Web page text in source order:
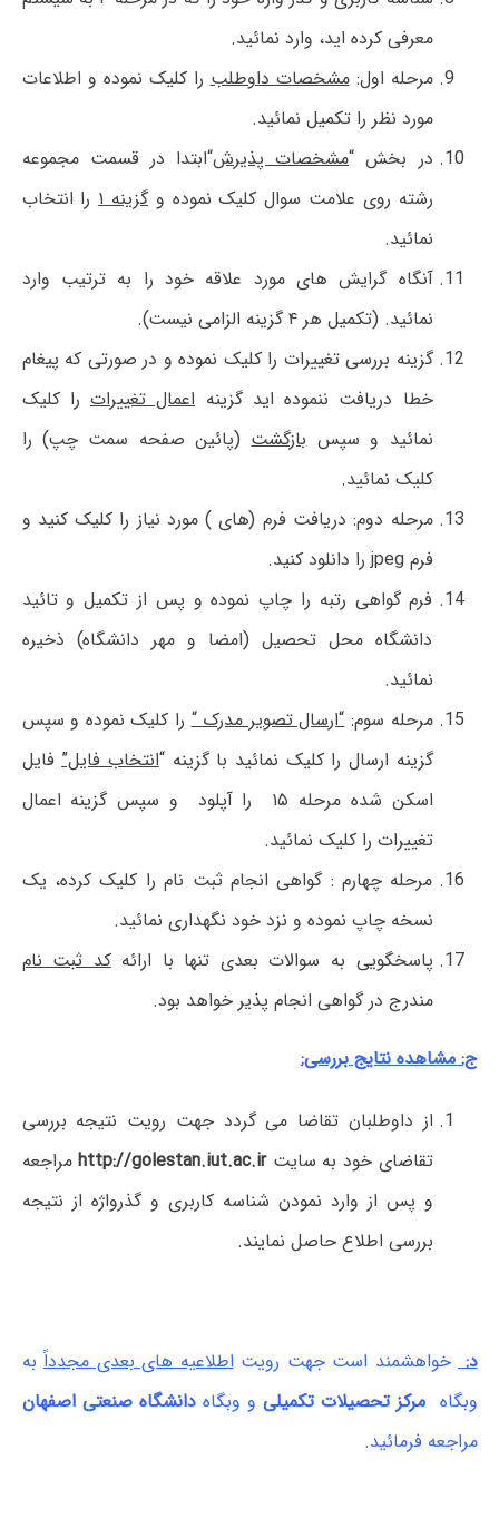
معرفی کرده اید، وارد نمائید.
مرحله اول:مشخصات داوطلبرا کلیک نموده و اطلاعات
مورد نظر را تکمیل نمائید.
در بخش “مشخصات پذیرش“ابتدا در قسمت مجموعه
رشته روی علامت سوال کلیک نموده وگزینه ۱ را انتخاب
نمائید.
آنگاه گرایش های مورد علاقه خود را به ترتیب وارد
نمائید. (تکمیل هر ۴ گزینه الزامی نیست).
گزینه بررسی تغییرات را کلیک نموده و در صورتی که پیغام
خطا دریافت ننموده اید گزینهاعمال تغییرات را کلیک
نمائید و سپسبازگشت(پائین صفحه سمت چپ) را
کلیک نمائید.
مرحله دوم: دریافت فرم (های ) مورد نیاز را کلیک کنید و
فرم jpeg را دانلود کنید.
فرم گواهی رتبه را چاپ نموده و پس از تکمیل و تائید
دانشگاه محل تحصیل (امضا و مهر دانشگاه) ذخیره
نمائید.
مرحله سوم:“ارسال تصویر مدرک “را کلیک نموده و سپس
گزینه ارسال را کلیک نمائید با گزینه “انتخاب فایل”فایل
اسکن شده مرحله ۱۵ را آپلود و سپس گزینه اعمال
تغییرات را کلیک نمائید.
مرحله چهارم : گواهی انجام ثبت نام را کلیک کرده، یک
نسخه چاپ نموده و نزد خود نگهداری نمائید.
پاسخگویی به سوالات بعدی تنها با ارائهکد ثبت نام
مندرج در گواهی انجام پذیر خواهد بود.
ج: مشاهده نتایج بررسی:
از داوطلبان تقاضا می گردد جهت رویت نتیجه بررسی
تقاضای خود به سایتhttp://golestan.iut.ac.irمراجعه
و پس از وارد نمودن شناسه کاربری و گذرواژه از نتیجه
بررسی اطلاع حاصل نمایند.
د: خواهشمند است جهت رویتاطلاعیه های بعدی مجدداً به
وبگاه مرکز تحصیلات تکمیلیو وبگاهدانشگاه صنعتی اصفهان
مراجعه فرمائید.